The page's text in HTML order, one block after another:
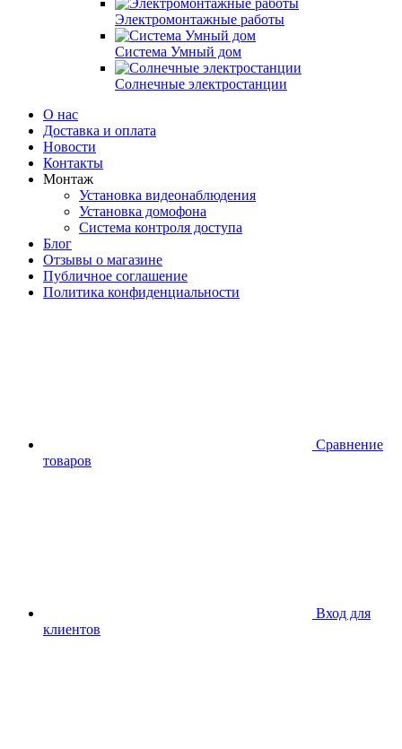
Электромонтажные работы
Система Умный дом
Солнечные электростанции
О нас
Доставка и оплата
Новости
Контакты
Монтаж
Установка видеонаблюдения
Установка домофона
Система контроля доступа
Блог
Отзывы о магазине
Публичное соглашение
Политика конфиденциальности
Сравнение
товаров
Вход для
клиентов